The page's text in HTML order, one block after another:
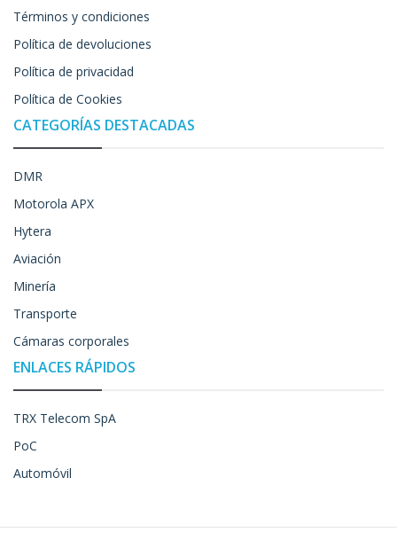
Términos y condiciones
Política de devoluciones
Política de privacidad
Política de Cookies
CATEGORÍAS DESTACADAS
DMR
Motorola APX
Hytera
Aviación
Minería
Transporte
Cámaras corporales
ENLACES RÁPIDOS
TRX Telecom SpA
PoC
Automóvil